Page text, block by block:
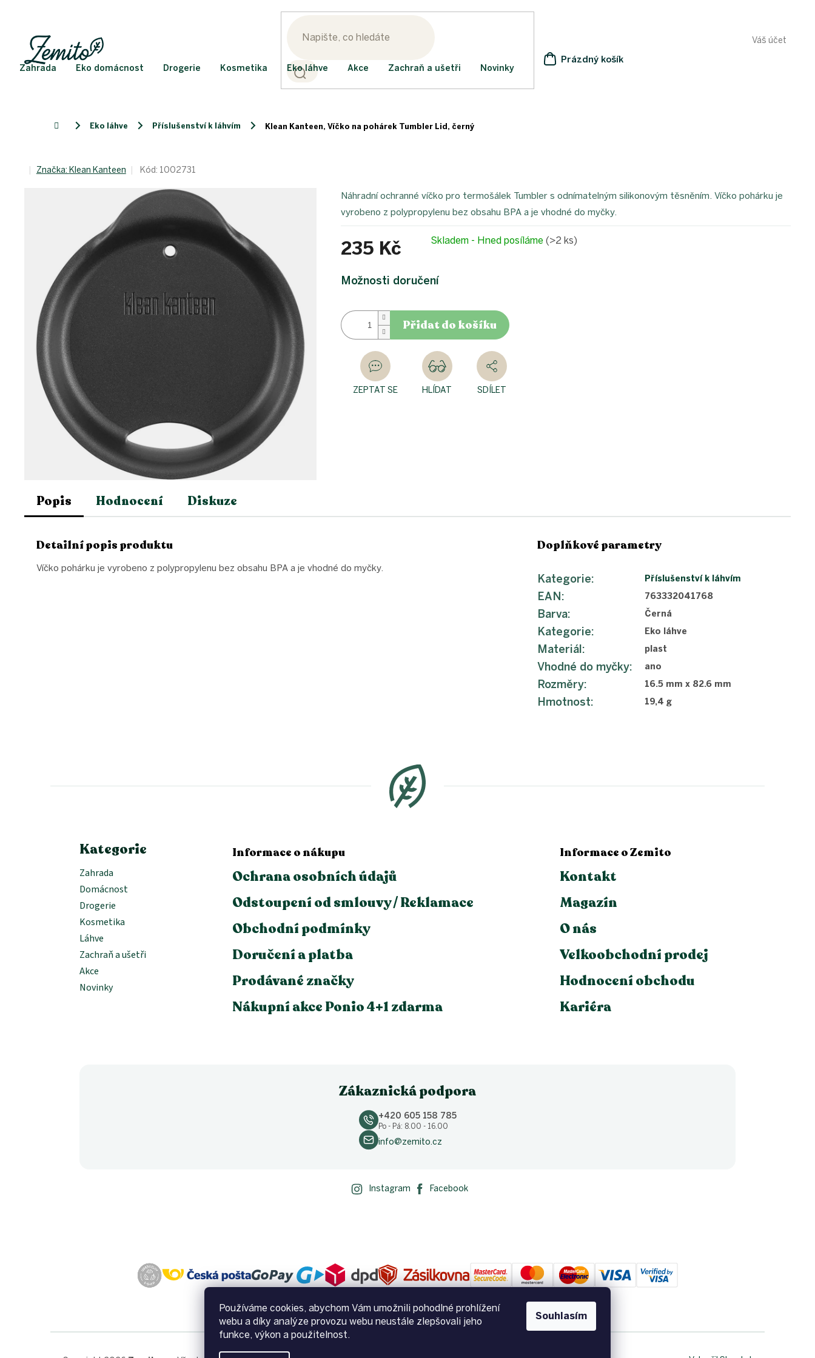
Používáme cookies, abychom Vám umožnili pohodlné prohlížení
webu a díky analýze provozu webu neustále zlepšovali jeho
funkce, výkon a použitelnost.
Souhlasím
Váš účet
NÁKUPNÍ
Prázdný košík
Zahrada Eko domácnost Drogerie Kosmetika Eko láhve Akce Zachraň a ušetři Novinky
Domů Eko láhve Příslušenství k láhvím Klean Kanteen, Víčko na pohárek Tumbler Lid, černý
Značka: Klean Kanteen Kód: 1002731
235 Kč
cena:
Skladem - Hned posíláme(>2 ks)
Možnosti doručení
Přidat do košíku
Náhradní ochranné víčko pro termošálek Tumbler s odnímatelným silikonovým těsněním. Víčko pohárku je
vyrobeno z polypropylenu bez obsahu BPA a je vhodné do myčky.
ZEPTAT SE HLÍDAT SDÍLET
Popis Hodnocení Diskuze
Detailní popis produktu
Víčko pohárku je vyrobeno z polypropylenu bez obsahu BPA a je vhodné do myčky.
Doplňkové parametry
Kategorie: Příslušenství k láhvím
EAN: 763332041768
Barva: Černá
Kategorie: Eko láhve
Materiál: plast
Vhodné do myčky: ano
Rozměry: 16.5 mm x 82.6 mm
Hmotnost: 19,4 g
Kategorie
Zahrada
Domácnost
Drogerie
Kosmetika
Láhve
Zachraň a ušetři
Akce
Novinky
Informace o nákupu
Ochrana osobních údajů
Odstoupení od smlouvy / Reklamace
Obchodní podmínky
Doručení a platba
Prodávané značky
Nákupní akce Ponio 4+1 zdarma
Informace o Zemito
Kontakt
Magazín
O nás
Velkoobchodní prodej
Hodnocení obchodu
Kariéra
Zákaznická podpora
+420 605 158 785
Po - Pá: 8.00 - 16.00
info@zemito.cz
Instagram Facebook